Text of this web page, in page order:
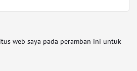
web saya pada peramban ini untuk